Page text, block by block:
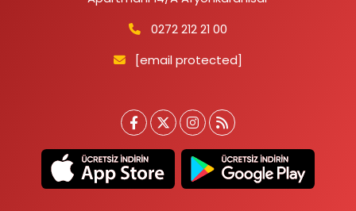
0272 212 21 00
[email protected]